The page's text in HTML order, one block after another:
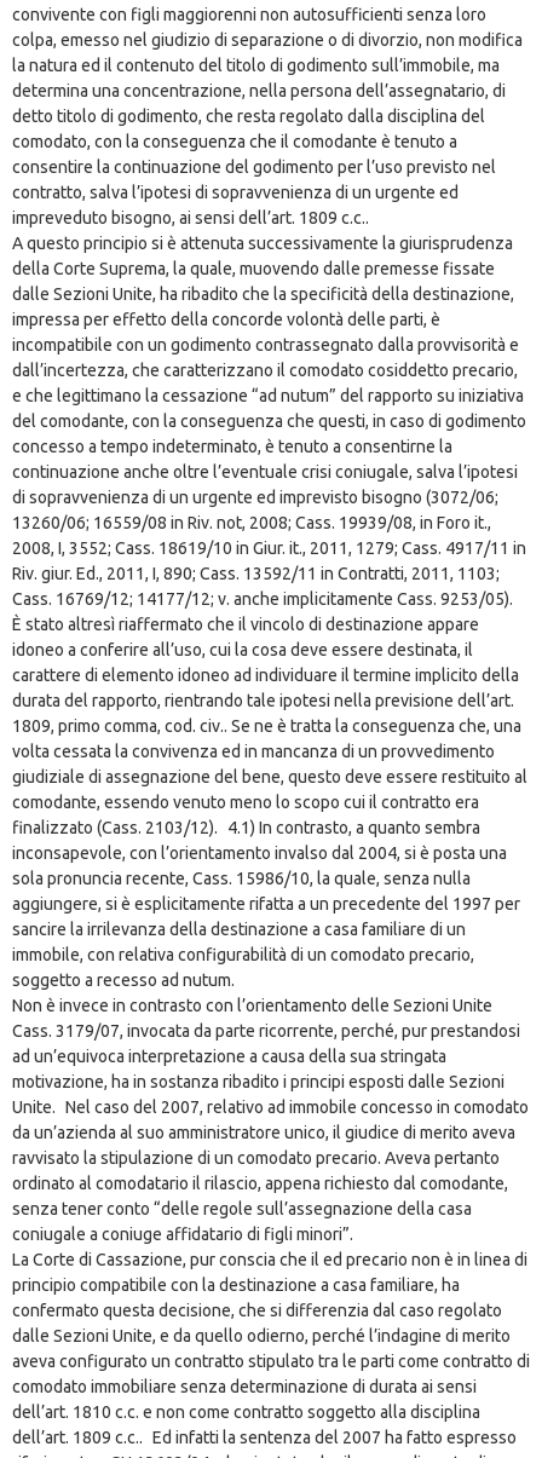
convivente con figli maggiorenni non autosufficienti senza loro
colpa, emesso nel giudizio di separazione o di divorzio, non modifica
la natura ed il contenuto del titolo di godimento sull’immobile, ma
determina una concentrazione, nella persona dell’assegnatario, di
detto titolo di godimento, che resta regolato dalla disciplina del
comodato, con la conseguenza che il comodante è tenuto a
consentire la continuazione del godimento per l’uso previsto nel
contratto, salva l’ipotesi di sopravvenienza di un urgente ed
impreveduto bisogno, ai sensi dell’art. 1809 c.c..
A questo principio si è attenuta successivamente la giurisprudenza
della Corte Suprema, la quale, muovendo dalle premesse fissate
dalle Sezioni Unite, ha ribadito che la specificità della destinazione,
impressa per effetto della concorde volontà delle parti, è
incompatibile con un godimento contrassegnato dalla provvisorità e
dall’incertezza, che caratterizzano il comodato cosiddetto precario,
e che legittimano la cessazione “ad nutum” del rapporto su iniziativa
del comodante, con la conseguenza che questi, in caso di godimento
concesso a tempo indeterminato, è tenuto a consentirne la
continuazione anche oltre l’eventuale crisi coniugale, salva l’ipotesi
di sopravvenienza di un urgente ed imprevisto bisogno (3072/06;
13260/06; 16559/08 in Riv. not, 2008; Cass. 19939/08, in Foro it.,
2008, I, 3552; Cass. 18619/10 in Giur. it., 2011, 1279; Cass. 4917/11 in
Riv. giur. Ed., 2011, I, 890; Cass. 13592/11 in Contratti, 2011, 1103;
Cass. 16769/12; 14177/12; v. anche implicitamente Cass. 9253/05).
È stato altresì riaffermato che il vincolo di destinazione appare
idoneo a conferire all’uso, cui la cosa deve essere destinata, il
carattere di elemento idoneo ad individuare il termine implicito della
durata del rapporto, rientrando tale ipotesi nella previsione dell’art.
1809, primo comma, cod. civ.. Se ne è tratta la conseguenza che, una
volta cessata la convivenza ed in mancanza di un provvedimento
giudiziale di assegnazione del bene, questo deve essere restituito al
comodante, essendo venuto meno lo scopo cui il contratto era
finalizzato (Cass. 2103/12). 4.1) In contrasto, a quanto sembra
inconsapevole, con l’orientamento invalso dal 2004, si è posta una
sola pronuncia recente, Cass. 15986/10, la quale, senza nulla
aggiungere, si è esplicitamente rifatta a un precedente del 1997 per
sancire la irrilevanza della destinazione a casa familiare di un
immobile, con relativa configurabilità di un comodato precario,
soggetto a recesso ad nutum.
Non è invece in contrasto con l’orientamento delle Sezioni Unite
Cass. 3179/07, invocata da parte ricorrente, perché, pur prestandosi
ad un’equivoca interpretazione a causa della sua stringata
motivazione, ha in sostanza ribadito i principi esposti dalle Sezioni
Unite. Nel caso del 2007, relativo ad immobile concesso in comodato
da un’azienda al suo amministratore unico, il giudice di merito aveva
ravvisato la stipulazione di un comodato precario. Aveva pertanto
ordinato al comodatario il rilascio, appena richiesto dal comodante,
senza tener conto “delle regole sull’assegnazione della casa
coniugale a coniuge affidatario di figli minori”.
La Corte di Cassazione, pur conscia che il ed precario non è in linea di
principio compatibile con la destinazione a casa familiare, ha
confermato questa decisione, che si differenzia dal caso regolato
dalle Sezioni Unite, e da quello odierno, perché l’indagine di merito
aveva configurato un contratto stipulato tra le parti come contratto di
comodato immobiliare senza determinazione di durata ai sensi
dell’art. 1810 c.c. e non come contratto soggetto alla disciplina
dell’art. 1809 c.c.. Ed infatti la sentenza del 2007 ha fatto espresso